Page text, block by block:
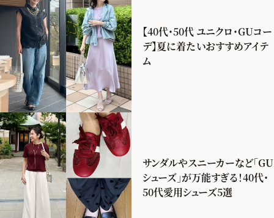
【40代・50代 ユニクロ・GUコー
デ】夏に着たいおすすめアイテ
ム
サンダルやスニーカーなど「GU
シューズ」が万能すぎる！40代・
50代愛用シューズ5選